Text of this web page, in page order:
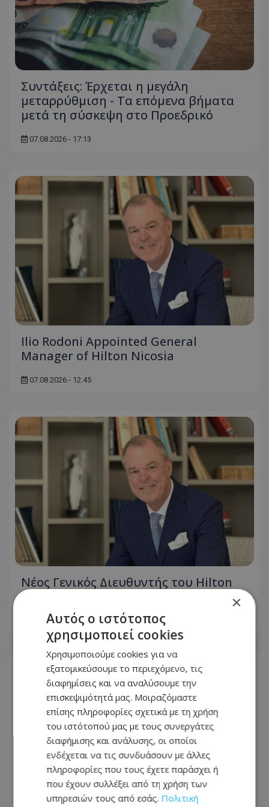
Συντάξεις: Έρχεται η μεγάλη
μεταρρύθμιση - Τα επόμενα βήματα
μετά τη σύσκεψη στο Προεδρικό
07.08.2026 - 17:13
Ilio Rodoni Appointed General
Manager of Hilton Nicosia
07.08.2026 - 12:45
Νέος Γενικός Διευθυντής του Hilton
Nicosia ο Ilio Rodoni
07.08.2026 - 12:44
×
Αυτός ο ιστότοπος
χρησιμοποιεί cookies
Χρησιμοποιούμε cookies για να
εξατομικεύσουμε το περιεχόμενο, τις
διαφημίσεις και να αναλύσουμε την
επισκεψιμότητά μας. Μοιραζόμαστε
επίσης πληροφορίες σχετικά με τη χρήση
του ιστότοπού μας με τους συνεργάτες
διαφήμισης και ανάλυσης, οι οποίοι
ενδέχεται να τις συνδυάσουν με άλλες
πληροφορίες που τους έχετε παράσχει ή
που έχουν συλλέξει από τη χρήση των
υπηρεσιών τους από εσάς. Πολιτική